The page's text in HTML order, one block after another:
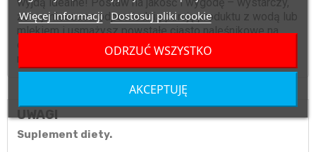
że wymieszasz odpowiednią porcję produktu z wodą lub
mlekiem i usmażysz powstałe ciasto naleśnikowe na
dobrym oleju, a szybko zyskasz zdrowe, proteinowe
naleśniki dla aktywnych!
UWAGI
Suplement diety.
Więcej informacji Dostosuj pliki cookie
ODRZUĆ WSZYSTKO
AKCEPTUJĘ